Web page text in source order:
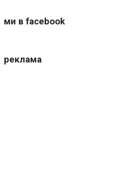
ми в facebook
реклама